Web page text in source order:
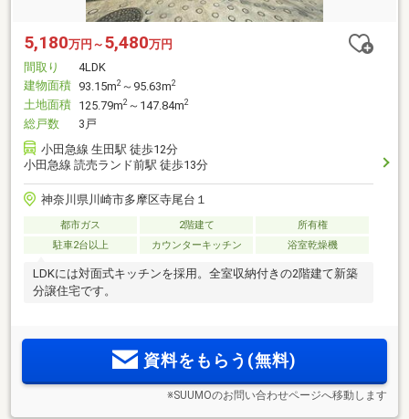
5,180万円～ 5,480万円
間取り
4LDK
建物面積 93.15m2 ～95.63m2
土地面積 125.79m2 ～147.84m2
総戸数
3戸
小田急線 生田駅 徒歩12分
小田急線 読売ランド前駅 徒歩13分
神奈川県川崎市多摩区寺尾台１
都市ガス 2階建て
所有権
駐車2台以上
カウンターキッチン 浴室乾燥機
LDKには対面式キッチンを採用。全室収納付きの2階建て新築
分譲住宅です。
資料をもらう(無料)
※SUUMOのお問い合わせページへ移動します